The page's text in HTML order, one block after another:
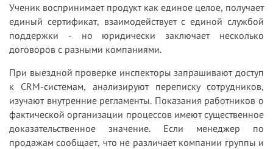
Ученик воспринимает продукт как единое целое, получает
единый сертификат, взаимодействует с единой службой
поддержки - но юридически заключает несколько
договоров с разными компаниями.
При выездной проверке инспекторы запрашивают доступ
к CRM-системам, анализируют переписку сотрудников,
изучают внутренние регламенты. Показания работников о
фактической организации процессов имеют существенное
доказательственное значение. Если менеджер по
продажам сообщает, что не различает компании группы и